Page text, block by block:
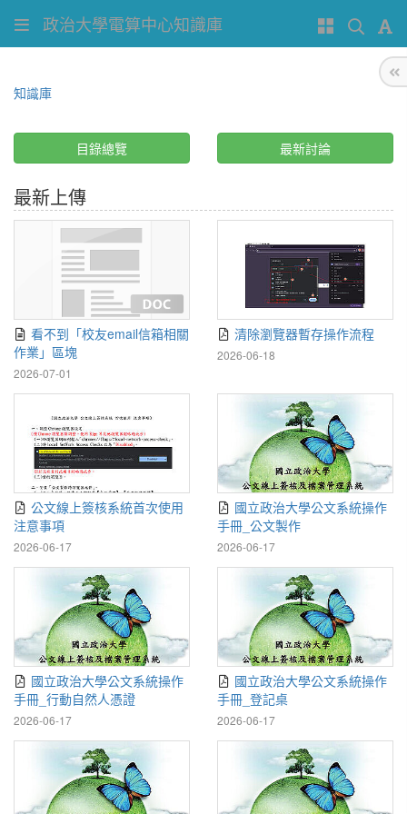
政治大學電算中心知識庫
知識庫
目錄總覽 最新討論
最新上傳
看不到「校友email信箱相關
作業」區塊
2026-07-01
清除瀏覽器暫存操作流程
2026-06-18
公文線上簽核系統首次使用
注意事項
2026-06-17
手冊_公文製作
2026-06-17
手冊_行動自然人憑證
2026-06-17
手冊_登記桌
2026-06-17